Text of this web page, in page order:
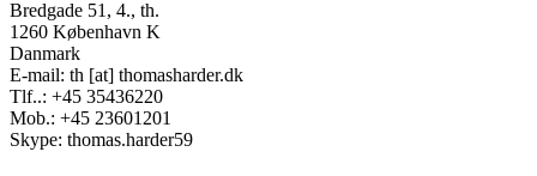
Bredgade 51, 4., th.
1260 København K
Danmark
E-mail: th [at] thomasharder.dk
Tlf..: +45 35436220
Mob.: +45 23601201
Skype: thomas.harder59